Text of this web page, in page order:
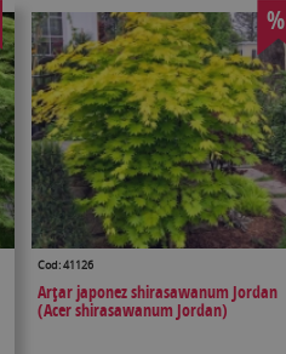
%
Cod: 41126
Arțar japonez shirasawanum Jordan
(Acer shirasawanum Jordan)